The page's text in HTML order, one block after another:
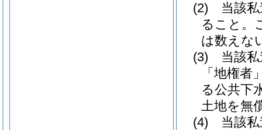
(2)
当該
ること。
は数えな
(3)
当該
「地権者
る公共下
土地を無
(4)
当該